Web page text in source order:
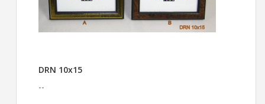
DRN 10x15
--